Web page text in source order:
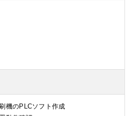
機のPLCソフト作成